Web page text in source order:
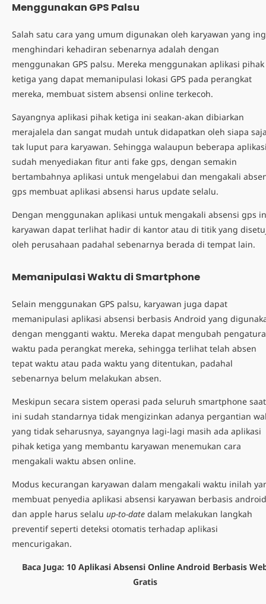
Menggunakan GPS Palsu
Salah satu cara yang umum digunakan oleh karyawan yang
menghindari kehadiran sebenarnya adalah dengan
menggunakan GPS palsu. Mereka menggunakan aplikasi pihak
ketiga yang dapat memanipulasi lokasi GPS pada perangkat
mereka, membuat sistem absensi online terkecoh.
Sayangnya aplikasi pihak ketiga ini seakan-akan dibiarkan
merajalela dan sangat mudah untuk didapatkan oleh siapa
tak luput para karyawan. Sehingga walaupun beberapa
sudah menyediakan fitur anti fake gps, dengan semakin
bertambahnya aplikasi untuk mengelabui dan mengakali
gps membuat aplikasi absensi harus update selalu.
Dengan menggunakan aplikasi untuk mengakali absensi gps
karyawan dapat terlihat hadir di kantor atau di titik yang
oleh perusahaan padahal sebenarnya berada di tempat lain.
Memanipulasi Waktu di Smartphone
Selain menggunakan GPS palsu, karyawan juga dapat
memanipulasi aplikasi absensi berbasis Android yang
dengan mengganti waktu. Mereka dapat mengubah
waktu pada perangkat mereka, sehingga terlihat telah absen
tepat waktu atau pada waktu yang ditentukan, padahal
sebenarnya belum melakukan absen.
Meskipun secara sistem operasi pada seluruh smartphone saat
ini sudah standarnya tidak mengizinkan adanya pergantian
yang tidak seharusnya, sayangnya lagi-lagi masih ada aplikasi
pihak ketiga yang membantu karyawan menemukan cara
mengakali waktu absen online.
Modus kecurangan karyawan dalam mengakali waktu inilah
membuat penyedia aplikasi absensi karyawan berbasis android
dan apple harus selalu up-to-date dalam melakukan langkah
preventif seperti deteksi otomatis terhadap aplikasi
mencurigakan.
Baca Juga: 10 Aplikasi Absensi Online Android Berbasis
Gratis